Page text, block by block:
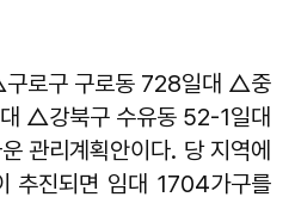
로구 구로동 728일대 △중
△강북구 수유동 52-1일대
관리계획안이다. 당 지역에
추진되면 임대 1704가구를